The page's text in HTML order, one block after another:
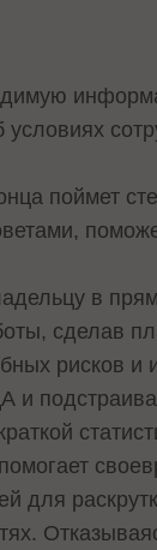
поймет
в
сделав
рисков и
и
для